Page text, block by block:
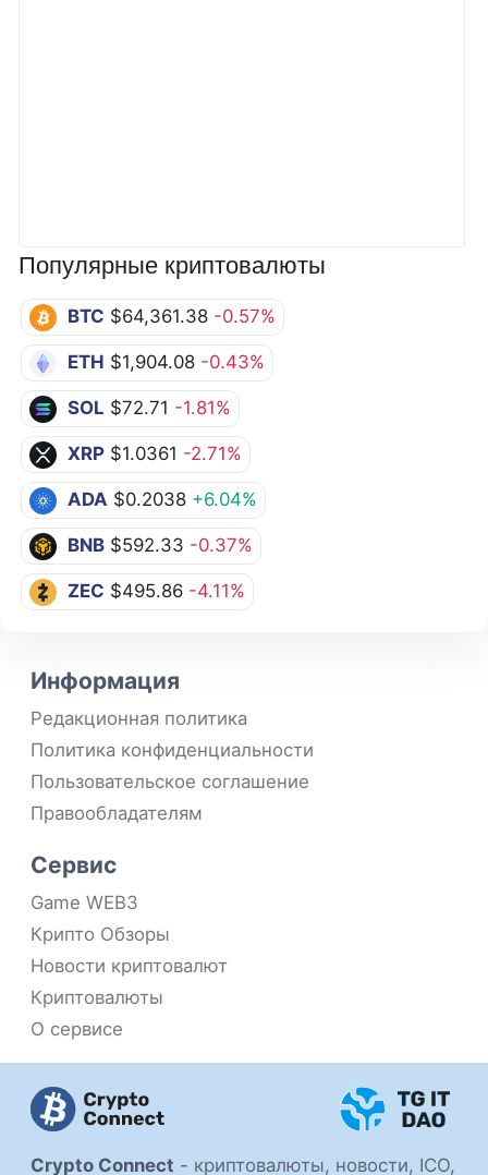
Популярные криптовалюты
BTC $64,361.38 -0.57%
ETH $1,904.08 -0.43%
SOL $72.71 -1.81%
XRP $1.0361 -2.71%
ADA $0.2038 +6.04%
BNB $592.33 -0.37%
ZEC $495.86 -4.11%
Crypto Connect - криптовалюты, новости, ICO,
Информация
Редакционная политика
Политика конфиденциальности
Пользовательское соглашение
Правообладателям
Сервис
Game WEB3
Крипто Обзоры
Новости криптовалют
Криптовалюты
О сервисе